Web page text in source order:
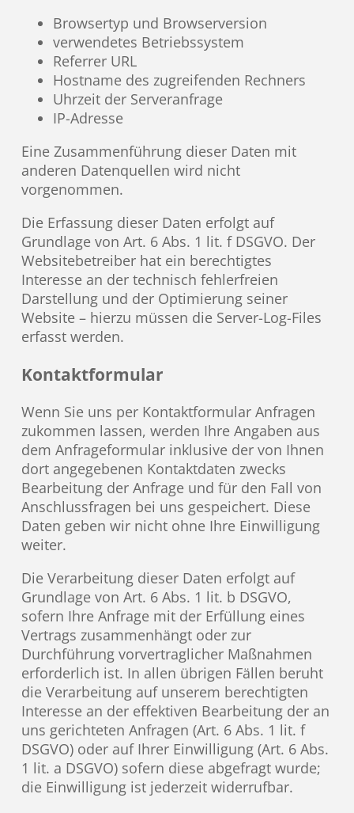
Browsertyp und Browserversion
verwendetes Betriebssystem
Referrer URL
Hostname des zugreifenden Rechners
Uhrzeit der Serveranfrage
IP-Adresse
Eine Zusammenführung dieser Daten mit
anderen Datenquellen wird nicht
vorgenommen.
Die Erfassung dieser Daten erfolgt auf
Grundlage von Art. 6 Abs. 1 lit. f DSGVO. Der
Websitebetreiber hat ein berechtigtes
Interesse an der technisch fehlerfreien
Darstellung und der Optimierung seiner
Website – hierzu müssen die Server-Log-Files
erfasst werden.
Kontaktformular
Wenn Sie uns per Kontaktformular Anfragen
zukommen lassen, werden Ihre Angaben aus
dem Anfrageformular inklusive der von Ihnen
dort angegebenen Kontaktdaten zwecks
Bearbeitung der Anfrage und für den Fall von
Anschlussfragen bei uns gespeichert. Diese
Daten geben wir nicht ohne Ihre Einwilligung
weiter.
Die Verarbeitung dieser Daten erfolgt auf
Grundlage von Art. 6 Abs. 1 lit. b DSGVO,
sofern Ihre Anfrage mit der Erfüllung eines
Vertrags zusammenhängt oder zur
Durchführung vorvertraglicher Maßnahmen
erforderlich ist. In allen übrigen Fällen beruht
die Verarbeitung auf unserem berechtigten
Interesse an der effektiven Bearbeitung der an
uns gerichteten Anfragen (Art. 6 Abs. 1 lit. f
DSGVO) oder auf Ihrer Einwilligung (Art. 6 Abs.
1 lit. a DSGVO) sofern diese abgefragt wurde;
die Einwilligung ist jederzeit widerrufbar.